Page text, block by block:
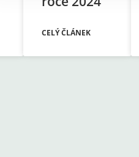
CELÝ ČLÁNEK